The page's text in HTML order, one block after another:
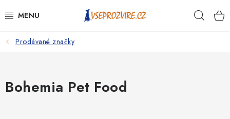
na
PSIProdávané značky
Bohemia Pet Food